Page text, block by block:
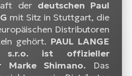
der deutschen Paul
mit Sitz in Stuttgart, die
Distributoren
gehört. PAUL LANGE
s.r.o. ist offizieller
Marke Shimano. Das